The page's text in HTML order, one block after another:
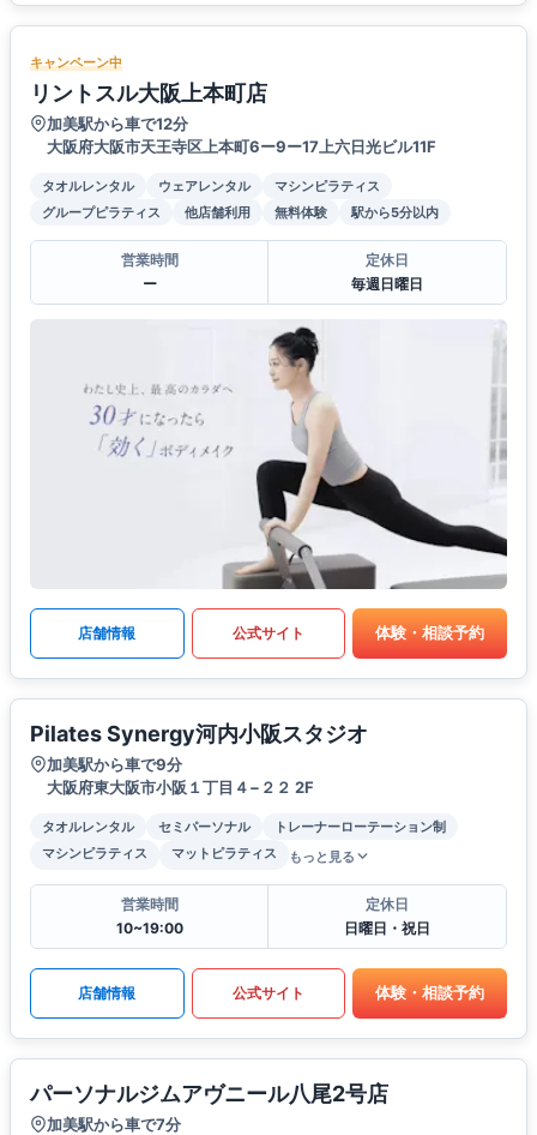
キャンペーン中
リントスル大阪上本町店
加美駅から車で12分
大阪府大阪市天王寺区上本町6ー9ー17上六日光ビル11F
タオルレンタル ウェアレンタル
マシンピラティス
グループピラティス
他店舗利用 無料体験 駅から5分以内
営業時間
ー
定休日
毎週日曜日
店舗情報 公式サイト 体験・相談予約
Pilates Synergy河内小阪スタジオ
加美駅から車で9分
大阪府東大阪市小阪１丁目４−２２ 2F
タオルレンタル セミパーソナル
トレーナーローテーション制
マシンピラティス
マットピラティス もっと見る
営業時間
10~19:00
定休日
日曜日・祝日
店舗情報 公式サイト 体験・相談予約
パーソナルジムアヴニール八尾2号店
加美駅から車で7分